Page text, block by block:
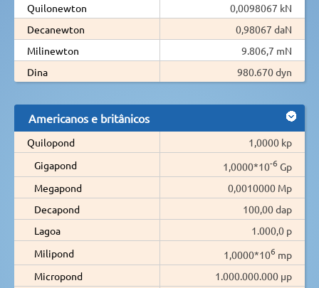
Quilonewton
0,0098067 kN
Decanewton
0,98067 daN
Milinewton
9.806,7 mN
Dina
980.670 dyn
Americanos e britânicos
Quilopond
1,0000 kp
Gigapond
1,0000*10-6 Gp
Megapond
0,0010000 Mp
Decapond
100,00 dap
Lagoa
1.000,0 p
Milipond
1,0000*106 mp
Micropond
1.000.000.000 µp